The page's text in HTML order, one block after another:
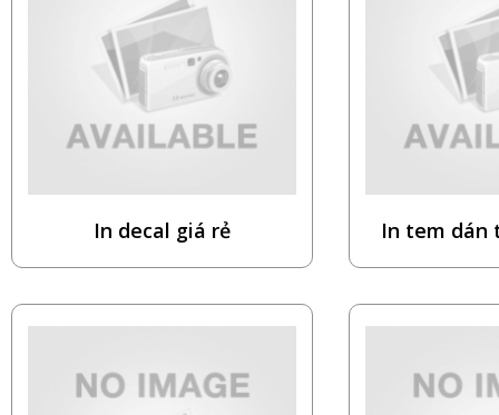
In decal giá rẻ In tem dán